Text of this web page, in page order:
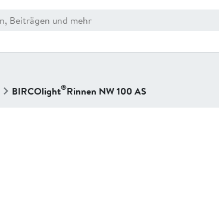
BIRCOlight®Rinnen NW 100 AS